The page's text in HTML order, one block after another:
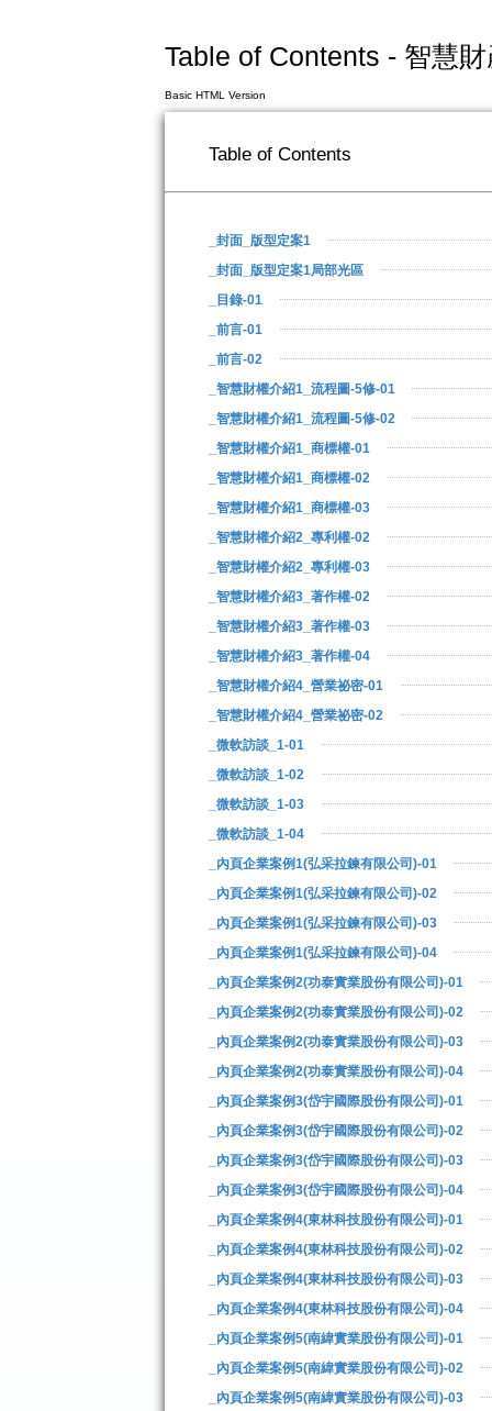
Table of Contents - 智慧
Basic HTML Version
Table of Contents
_封面_版型定案1
_封面_版型定案1局部光區
_目錄-01
_前言-01
_前言-02
_智慧財權介紹1_流程圖-5修-01
_智慧財權介紹1_流程圖-5修-02
_智慧財權介紹1_商標權-01
_智慧財權介紹1_商標權-02
_智慧財權介紹1_商標權-03
_智慧財權介紹2_專利權-02
_智慧財權介紹2_專利權-03
_智慧財權介紹3_著作權-02
_智慧財權介紹3_著作權-03
_智慧財權介紹3_著作權-04
_智慧財權介紹4_營業祕密-01
_智慧財權介紹4_營業祕密-02
_微軟訪談_1-01
_微軟訪談_1-02
_微軟訪談_1-03
_微軟訪談_1-04
_內頁企業案例1(弘采拉鍊有限公司)-01
_內頁企業案例1(弘采拉鍊有限公司)-02
_內頁企業案例1(弘采拉鍊有限公司)-03
_內頁企業案例1(弘采拉鍊有限公司)-04
_內頁企業案例2(功泰實業股份有限公司)-01
_內頁企業案例2(功泰實業股份有限公司)-02
_內頁企業案例2(功泰實業股份有限公司)-03
_內頁企業案例2(功泰實業股份有限公司)-04
_內頁企業案例3(岱宇國際股份有限公司)-01
_內頁企業案例3(岱宇國際股份有限公司)-02
_內頁企業案例3(岱宇國際股份有限公司)-03
_內頁企業案例3(岱宇國際股份有限公司)-04
_內頁企業案例4(東林科技股份有限公司)-01
_內頁企業案例4(東林科技股份有限公司)-02
_內頁企業案例4(東林科技股份有限公司)-03
_內頁企業案例4(東林科技股份有限公司)-04
_內頁企業案例5(南緯實業股份有限公司)-01
_內頁企業案例5(南緯實業股份有限公司)-02
_內頁企業案例5(南緯實業股份有限公司)-03